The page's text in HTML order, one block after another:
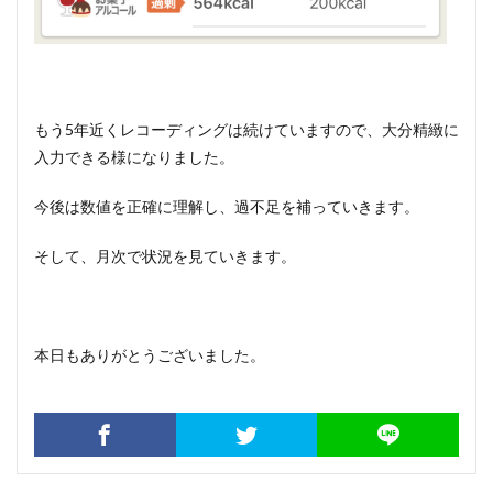
もう5年近くレコーディングは続けていますので、大分精緻に
入力できる様になりました。
今後は数値を正確に理解し、過不足を補っていきます。
そして、月次で状況を見ていきます。
本日もありがとうございました。